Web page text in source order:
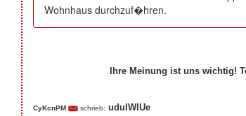
Wohnhaus durchzuf�hren.
Ihre Meinung ist uns wichtig!
CyKcnPM schrieb: uduIWlUe